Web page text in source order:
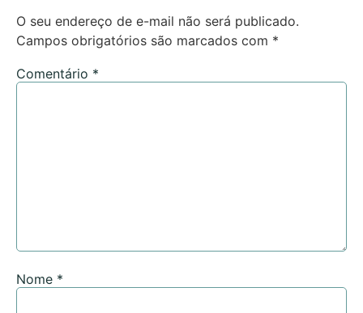
O seu endereço de e-mail não será publicado.
Campos obrigatórios são marcados com *
Comentário *
Nome *